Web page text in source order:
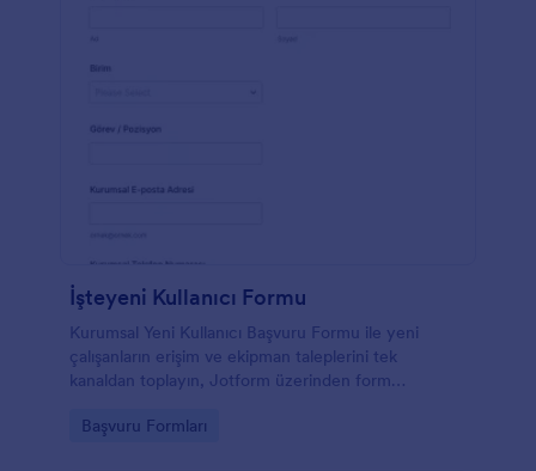
İşteyeni Kullanıcı Formu
Kurumsal Yeni Kullanıcı Başvuru Formu ile yeni
çalışanların erişim ve ekipman taleplerini tek
kanaldan toplayın, Jotform üzerinden form
planlayın.
Go to Category:
Başvuru Formları